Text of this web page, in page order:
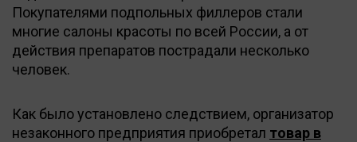
Покупателями подпольных филлеров стали
многие салоны красоты по всей России, а от
действия препаратов пострадали несколько
человек.
Как было установлено следствием, организатор
незаконного предприятия приобретал товар в